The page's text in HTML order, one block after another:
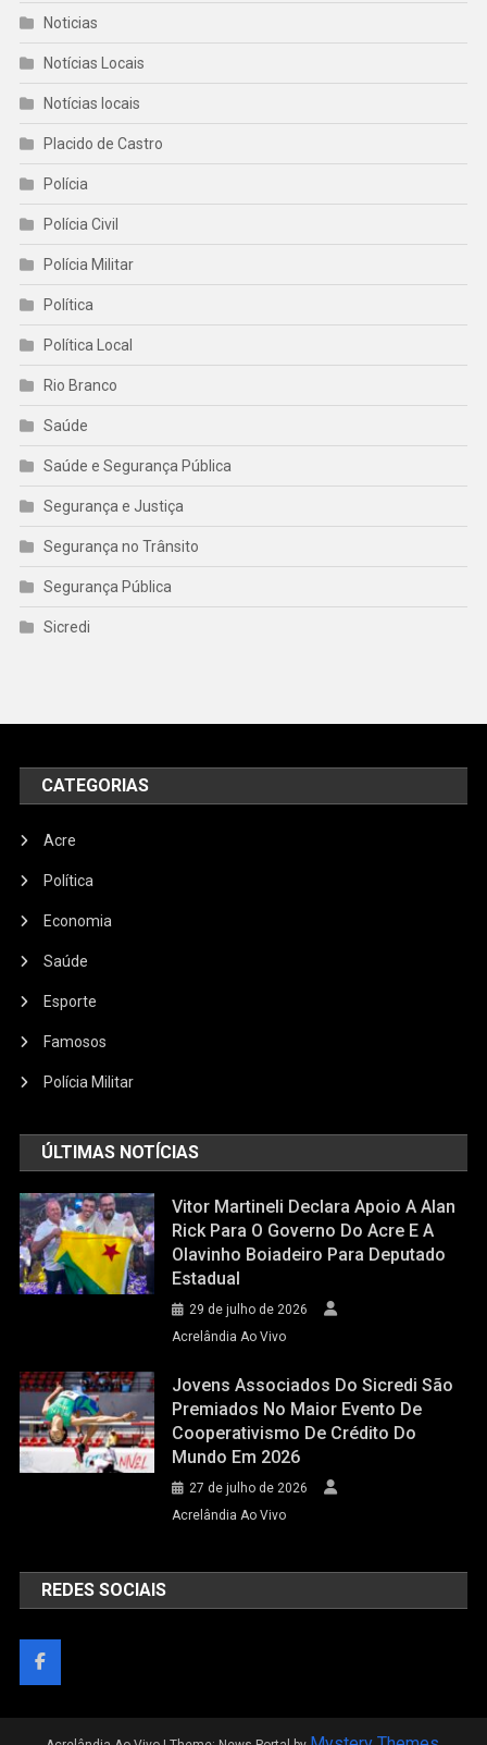
Noticias
Notícias Locais
Notícias locais
Placido de Castro
Polícia
Polícia Civil
Polícia Militar
Política
Política Local
Rio Branco
Saúde
Saúde e Segurança Pública
Segurança e Justiça
Segurança no Trânsito
Segurança Pública
Sicredi
CATEGORIAS
Acre
Política
Economia
Saúde
Esporte
Famosos
Polícia Militar
ÚLTIMAS NOTÍCIAS
Vitor Martineli Declara Apoio A Alan
Rick Para O Governo Do Acre E A
Olavinho Boiadeiro Para Deputado
Estadual
29 de julho de 2026
Acrelândia Ao Vivo
Jovens Associados Do Sicredi São
Premiados No Maior Evento De
Cooperativismo De Crédito Do
Mundo Em 2026
27 de julho de 2026
Acrelândia Ao Vivo
REDES SOCIAIS